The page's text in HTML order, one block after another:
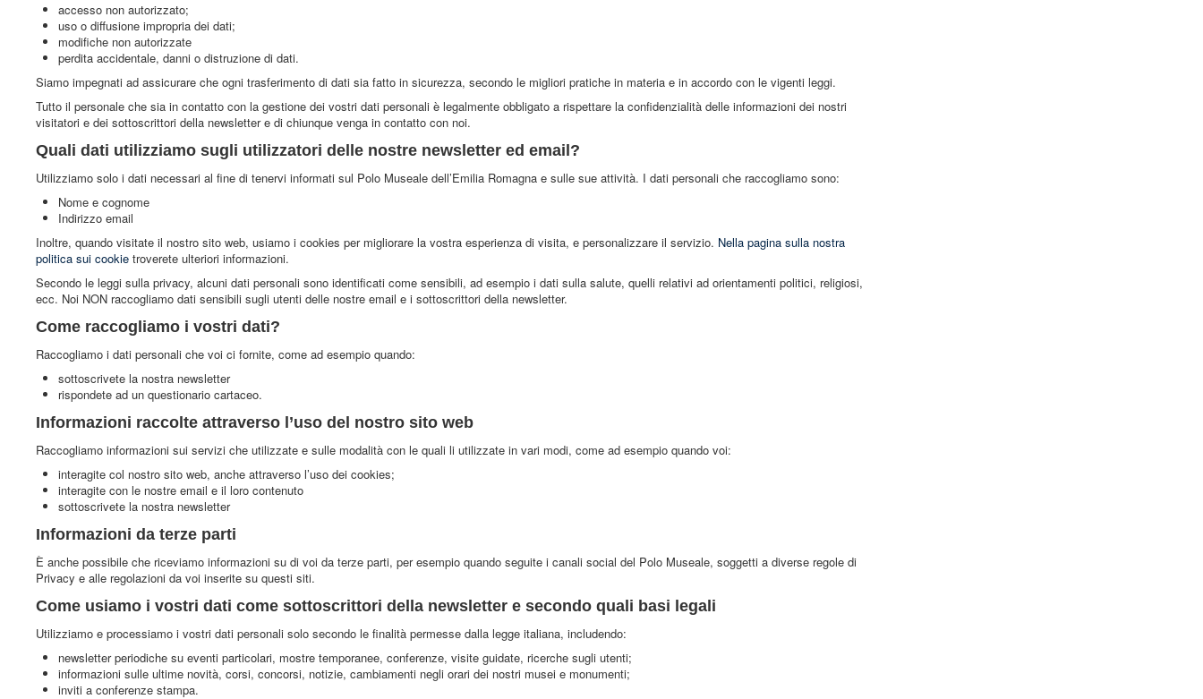
accesso non autorizzato;
uso o diffusione impropria dei dati;
modifiche non autorizzate
perdita accidentale, danni o distruzione di dati.
Siamo impegnati ad assicurare che ogni trasferimento di dati sia fatto in sicurezza, secondo le migliori pratiche in materia e in accordo con le vigenti leggi.
Tutto il personale che sia in contatto con la gestione dei vostri dati personali è legalmente obbligato a rispettare la confidenzialità delle informazioni dei nostri
visitatori e dei sottoscrittori della newsletter e di chiunque venga in contatto con noi.
Quali dati utilizziamo sugli utilizzatori delle nostre newsletter ed email?
Utilizziamo solo i dati necessari al fine di tenervi informati sul Polo Museale dell’Emilia Romagna e sulle sue attività. I dati personali che raccogliamo sono:
Nome e cognome
Indirizzo email
Inoltre, quando visitate il nostro sito web, usiamo i cookies per migliorare la vostra esperienza di visita, e personalizzare il servizio. Nella pagina sulla nostra
politica sui cookie troverete ulteriori informazioni.
Secondo le leggi sulla privacy, alcuni dati personali sono identificati come sensibili, ad esempio i dati sulla salute, quelli relativi ad orientamenti politici, religiosi,
ecc. Noi NON raccogliamo dati sensibili sugli utenti delle nostre email e i sottoscrittori della newsletter.
Come raccogliamo i vostri dati?
Raccogliamo i dati personali che voi ci fornite, come ad esempio quando:
sottoscrivete la nostra newsletter
rispondete ad un questionario cartaceo.
Informazioni raccolte attraverso l’uso del nostro sito web
Raccogliamo informazioni sui servizi che utilizzate e sulle modalità con le quali li utilizzate in vari modi, come ad esempio quando voi:
interagite col nostro sito web, anche attraverso l’uso dei cookies;
interagite con le nostre email e il loro contenuto
sottoscrivete la nostra newsletter
Informazioni da terze parti
È anche possibile che riceviamo informazioni su di voi da terze parti, per esempio quando seguite i canali social del Polo Museale, soggetti a diverse regole di
Privacy e alle regolazioni da voi inserite su questi siti.
Come usiamo i vostri dati come sottoscrittori della newsletter e secondo quali basi legali
Utilizziamo e processiamo i vostri dati personali solo secondo le finalità permesse dalla legge italiana, includendo:
newsletter periodiche su eventi particolari, mostre temporanee, conferenze, visite guidate, ricerche sugli utenti;
informazioni sulle ultime novità, corsi, concorsi, notizie, cambiamenti negli orari dei nostri musei e monumenti;
inviti a conferenze stampa.